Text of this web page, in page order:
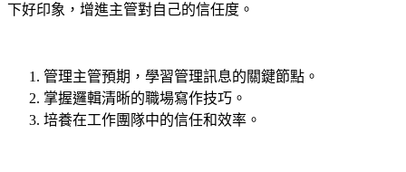
下好印象，增進主管對自己的信任度。
管理主管預期，學習管理訊息的關鍵節點。
掌握邏輯清晰的職場寫作技巧。
培養在工作團隊中的信任和效率。